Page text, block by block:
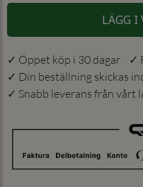
LÄGG I
✓ Öppet köp i 30 dagar ✓
✓ Din beställning skickas
✓ Snabb leverans från vårt